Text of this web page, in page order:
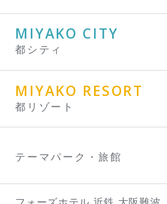
MIYAKO CITY
都シティ
MIYAKO RESORT
都リゾート
テーマパーク・旅館